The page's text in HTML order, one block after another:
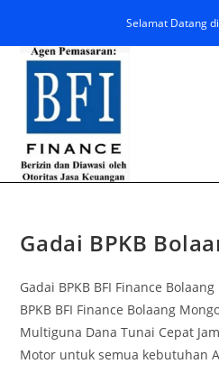
Selamat Datang
Gadai BPKB
Gadai BPKB BFI Finance
BPKB BFI Finance Bolaang
Multiguna Dana Tunai Cepat
Motor untuk semua kebutuhan